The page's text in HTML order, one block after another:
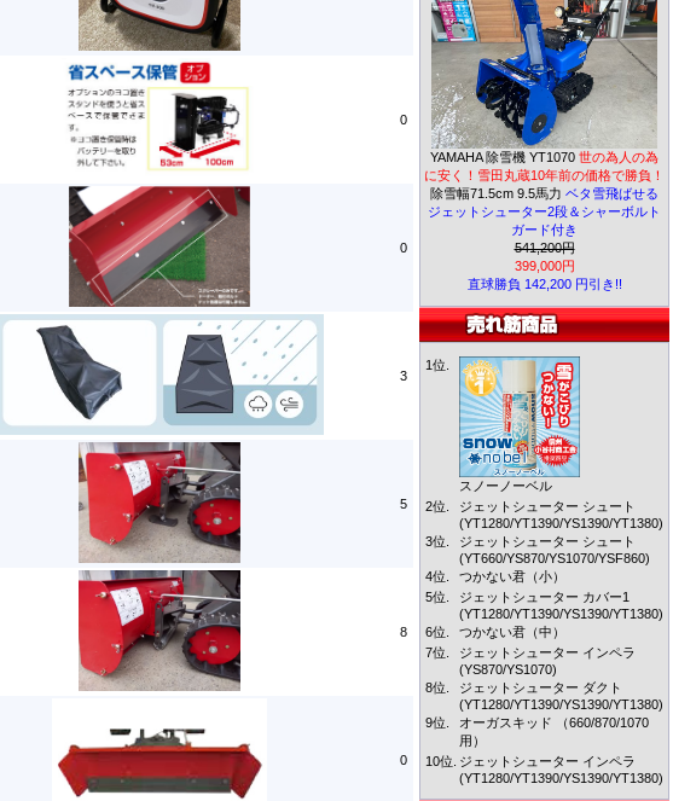
0
0
3
5
8
0
YAMAHA 除雪機 YT1070 世の為人の為
に安く！雪田丸蔵10年前の価格で勝負！
除雪幅71.5cm 9.5馬力 ベタ雪飛ばせる
ジェットシューター2段＆シャーボルト
ガード付き
541,200円
399,000円
直球勝負 142,200 円引き!!
1位.
スノーノーベル
2位.
ジェットシューター シュート
(YT1280/YT1390/YS1390/YT1380)
3位.
ジェットシューター シュート
(YT660/YS870/YS1070/YSF860)
4位.
つかない君（小）
5位.
ジェットシューター カバー1
(YT1280/YT1390/YS1390/YT1380)
6位.
つかない君（中）
7位.
ジェットシューター インペラ
(YS870/YS1070)
8位.
ジェットシューター ダクト
(YT1280/YT1390/YS1390/YT1380)
9位.
オーガスキッド （660/870/1070
用）
10位. ジェットシューター インペラ
(YT1280/YT1390/YS1390/YT1380)